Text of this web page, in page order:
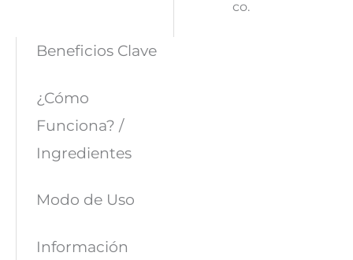
co.
Beneficios Clave
¿Cómo
Funciona? /
Ingredientes
Modo de Uso
Información